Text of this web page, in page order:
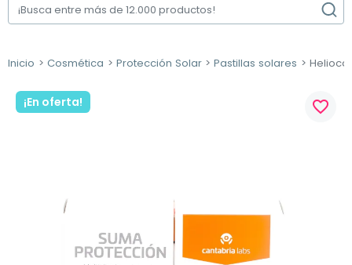
Inicio Cosmética Protección Solar Pastillas solares
¡En oferta! favorite_border